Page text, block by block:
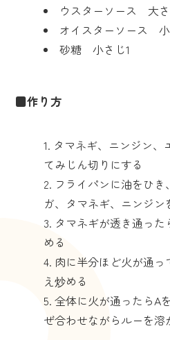
ウスターソース 大さ
オイスターソース 小
砂糖 小さじ1
■作り方
タマネギ、ニンジン、
てみじん切りにする
フライパンに油をひ
ガ、タマネギ、ニンジン
タマネギが透き通っ
める
肉に半分ほど火が通
え炒める
全体に火が通ったらA
ぜ合わせながらルーを溶